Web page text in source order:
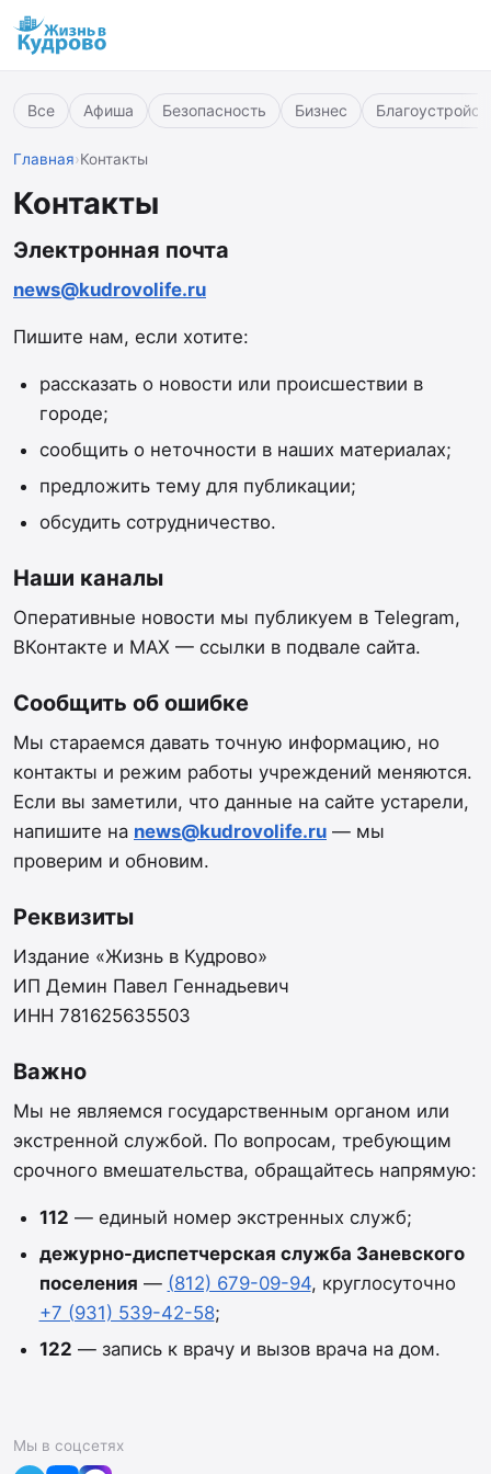
Все Афиша Безопасность Бизнес
Главная›Контакты
Контакты
Электронная почта
news@kudrovolife.ru
Пишите нам, если хотите:
рассказать о новости или происшествии в
городе;
сообщить о неточности в наших материалах;
предложить тему для публикации;
обсудить сотрудничество.
Наши каналы
Оперативные новости мы публикуем в Telegram,
ВКонтакте и MAX — ссылки в подвале сайта.
Сообщить об ошибке
Мы стараемся давать точную информацию, но
контакты и режим работы учреждений меняются.
Если вы заметили, что данные на сайте устарели,
напишите на news@kudrovolife.ru — мы
проверим и обновим.
Реквизиты
Издание «Жизнь в Кудрово»
ИП Демин Павел Геннадьевич
ИНН 781625635503
Важно
Мы не являемся государственным органом или
экстренной службой. По вопросам, требующим
срочного вмешательства, обращайтесь напрямую:
112 — единый номер экстренных служб;
дежурно-диспетчерская служба Заневского
поселения — (812) 679-09-94, круглосуточно
+7 (931) 539-42-58;
122 — запись к врачу и вызов врача на дом.
Мы в соцсетях